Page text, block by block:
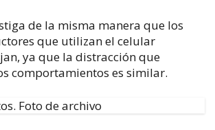
de la misma manera que los
que utilizan el celular
ya que la distracción que
comportamientos es similar.